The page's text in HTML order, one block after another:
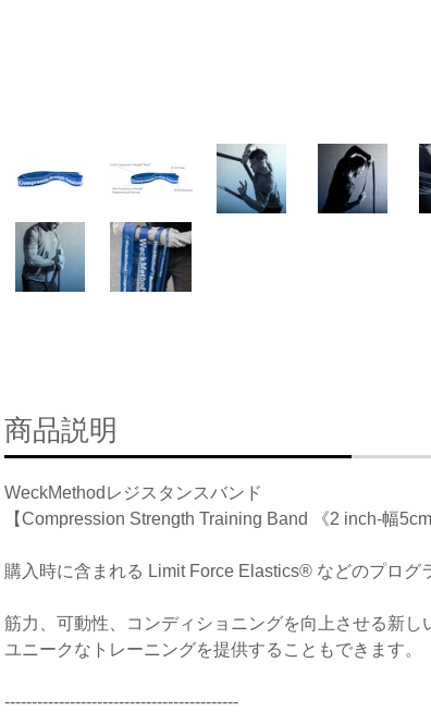
商品説明
WeckMethodレジスタンスバンド
【Compression Strength Training Band 《2 inch-幅5cm
購入時に含まれる Limit Force Elastics® などのプログ
筋力、可動性、コンディショニングを向上させる新
ユニークなトレーニングを提供することもできます。
-------------------------------------------